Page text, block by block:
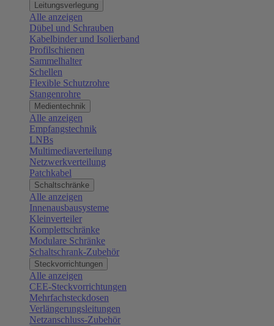
Leitungsverlegung
Alle anzeigen
Dübel und Schrauben
Kabelbinder und Isolierband
Profilschienen
Sammelhalter
Schellen
Flexible Schutzrohre
Stangenrohre
Medientechnik
Alle anzeigen
Empfangstechnik
LNBs
Multimediaverteilung
Netzwerkverteilung
Patchkabel
Schaltschränke
Alle anzeigen
Innenausbausysteme
Kleinverteiler
Komplettschränke
Modulare Schränke
Schaltschrank-Zubehör
Steckvorrichtungen
Alle anzeigen
CEE-Steckvorrichtungen
Mehrfachsteckdosen
Verlängerungsleitungen
Netzanschluss-Zubehör